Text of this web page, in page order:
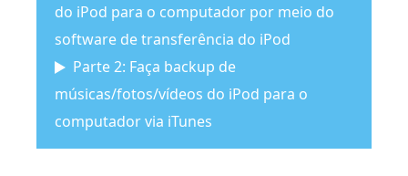
do iPod para o computador por meio do
software de transferência do iPod
Parte 2: Faça backup de
músicas/fotos/vídeos do iPod para o
computador via iTunes